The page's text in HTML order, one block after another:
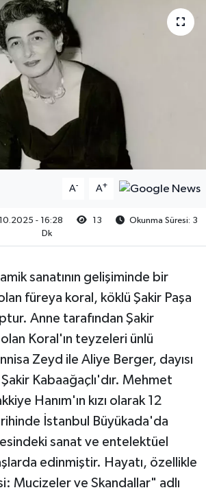
A- A+
- 16:28 13
Okunma Süresi: 3
Dk
sanatının gelişiminde bir
füreya koral, köklü Şakir Paşa
Anne tarafından Şakir
Koral'ın teyzeleri ünlü
Zeyd ile Aliye Berger, dayısı
Kabaağaçlı'dır. Mehmet
Hanım'ın kızı olarak 12
İstanbul Büyükada'da
sanat ve entelektüel
edinmiştir. Hayatı, özellikle
Mucizeler ve Skandallar" adlı